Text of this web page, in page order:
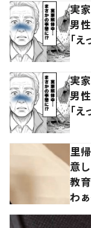
実
男
「え
実
男
「え
里
意
教
わ